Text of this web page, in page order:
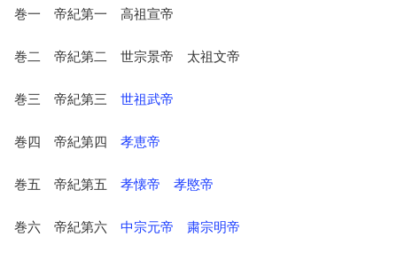
巻一 帝紀第一 高祖宣帝
巻二 帝紀第二 世宗景帝 太祖文帝
巻三 帝紀第三 世祖武帝
巻四 帝紀第四 孝恵帝
巻五 帝紀第五 孝懐帝 孝愍帝
巻六 帝紀第六 中宗元帝 粛宗明帝